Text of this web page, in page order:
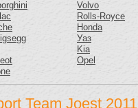
Volvo
Rolls-Royce
Honda
Уаз
Kia
Opel
Team Joest 2011